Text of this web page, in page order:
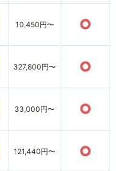
10,450円〜 ○
327,800円〜 ○
33,000円〜 ○
121,440円〜 ○